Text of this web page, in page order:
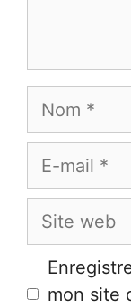
Nom
E-
Site
mon site